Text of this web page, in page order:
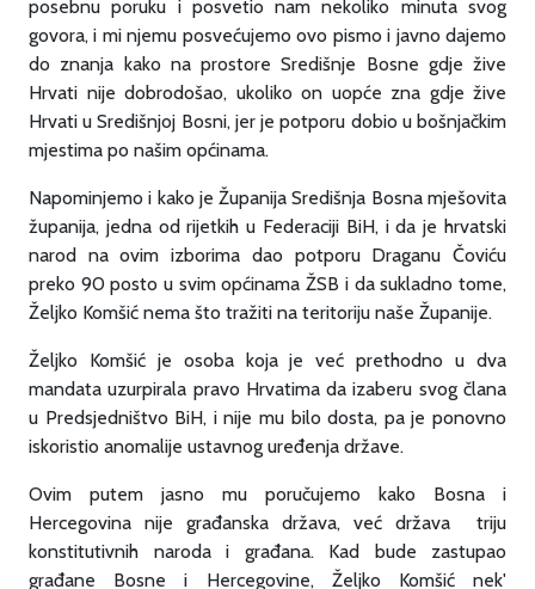
posebnu poruku i posvetio nam nekoliko minuta svog
govora, i mi njemu posvećujemo ovo pismo i javno dajemo
do znanja kako na prostore Središnje Bosne gdje žive
Hrvati nije dobrodošao, ukoliko on uopće zna gdje žive
Hrvati u Središnjoj Bosni, jer je potporu dobio u bošnjačkim
mjestima po našim općinama.
Napominjemo i kako je Županija Središnja Bosna mješovita
županija, jedna od rijetkih u Federaciji BiH, i da je hrvatski
narod na ovim izborima dao potporu Draganu Čoviću
preko 90 posto u svim općinama ŽSB i da sukladno tome,
Željko Komšić nema što tražiti na teritoriju naše Županije.
Željko Komšić je osoba koja je već prethodno u dva
mandata uzurpirala pravo Hrvatima da izaberu svog člana
u Predsjedništvo BiH, i nije mu bilo dosta, pa je ponovno
iskoristio anomalije ustavnog uređenja države.
Ovim putem jasno mu poručujemo kako Bosna i
Hercegovina nije građanska država, već država triju
konstitutivnih naroda i građana. Kad bude zastupao
građane Bosne i Hercegovine, Željko Komšić nek'